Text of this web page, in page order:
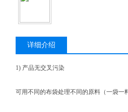
详细介绍
1) 产品无交叉污染
可用不同的布袋处理不同的原料（一袋一